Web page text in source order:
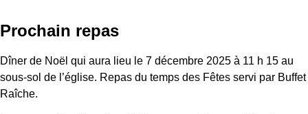
Prochain repas
Dîner de Noël qui aura lieu le 7 décembre 2025 à 11 h 15 au
sous-sol de l’église. Repas du temps des Fêtes servi par Buffet
Raîche.